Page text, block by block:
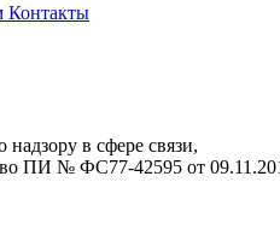
Контакты
в сфере связи,
ПИ № ФС77-42595 от